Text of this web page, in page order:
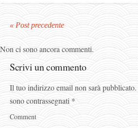
« Post precedente
Non ci sono ancora commenti.
Scrivi un commento
Il tuo indirizzo email non sarà pubblicato.
sono contrassegnati *
Comment